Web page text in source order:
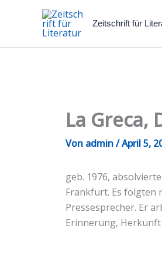
Zeitschrift für
La Greca,
Von admin/April 5,
geb. 1976,
Frankfurt. Es folgten
Pressesprecher. Er
Erinnerung,